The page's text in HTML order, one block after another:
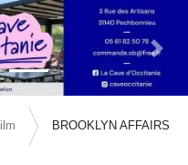
Next
BROOKLYN AFFAIRS